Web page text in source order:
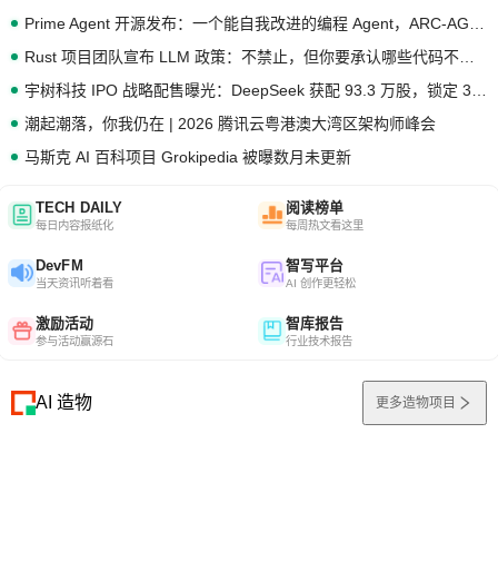
潮起潮落，你我仍在 | 2026 腾讯云粤港澳大湾区架构师峰会
马斯克 AI 百科项目 Grokipedia 被曝数月未更新
TECH DAILY
每日内容报纸化
阅读榜单
每周热文看这里
DevFM
当天资讯听着看
智写平台
AI 创作更轻松
激励活动
参与活动赢源石
智库报告
行业技术报告
AI 造物 更多造物项目